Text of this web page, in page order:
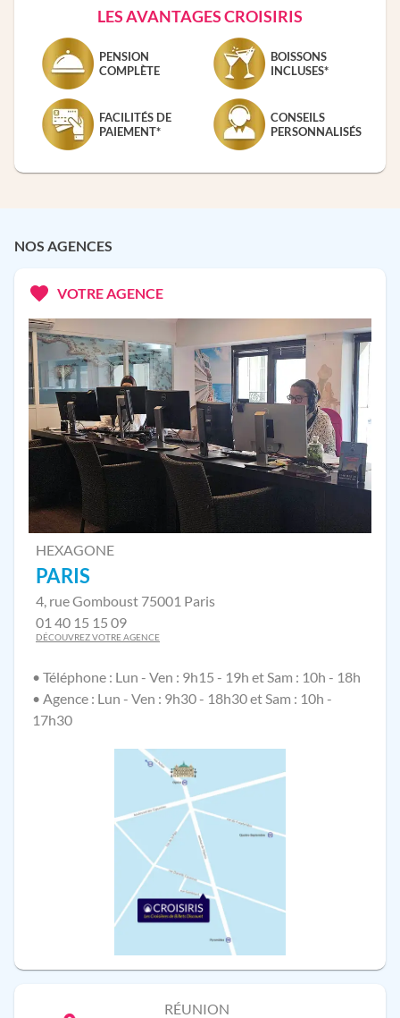
LES AVANTAGES CROISIRIS
PENSION
COMPLÈTE
BOISSONS
INCLUSES*
FACILITÉS DE
PAIEMENT*
CONSEILS
PERSONNALISÉS
NOS AGENCES
VOTRE AGENCE
HEXAGONE
PARIS
4, rue Gomboust 75001 Paris
01 40 15 15 09
DÉCOUVREZ VOTRE AGENCE
• Téléphone : Lun - Ven : 9h15 - 19h et Sam : 10h - 18h
• Agence : Lun - Ven : 9h30 - 18h30 et Sam : 10h -
17h30
RÉUNION